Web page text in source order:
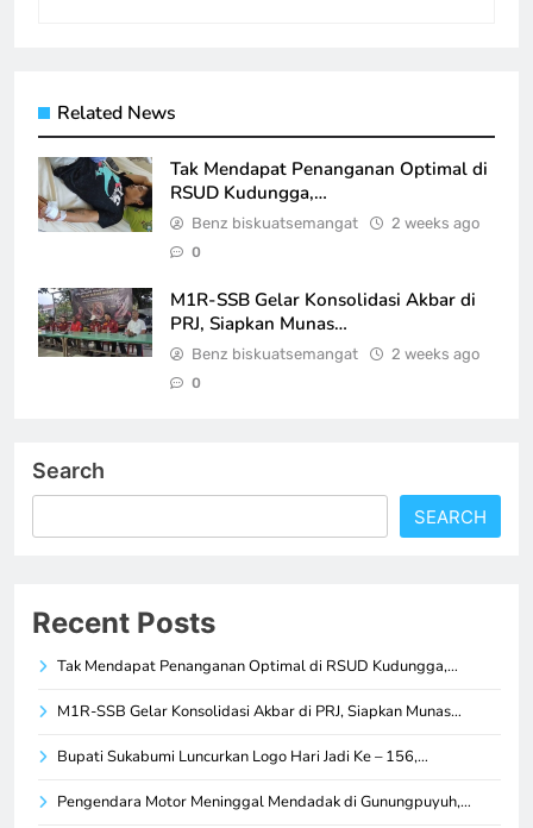
Related News
Tak Mendapat Penanganan Optimal di
RSUD Kudungga,…
Benz biskuatsemangat 2 weeks ago
0
M1R-SSB Gelar Konsolidasi Akbar di
PRJ, Siapkan Munas…
Benz biskuatsemangat 2 weeks ago
0
Search
SEARCH
Recent Posts
Tak Mendapat Penanganan Optimal di RSUD Kudungga,…
M1R-SSB Gelar Konsolidasi Akbar di PRJ, Siapkan Munas…
Bupati Sukabumi Luncurkan Logo Hari Jadi Ke – 156,…
Pengendara Motor Meninggal Mendadak di Gunungpuyuh,…